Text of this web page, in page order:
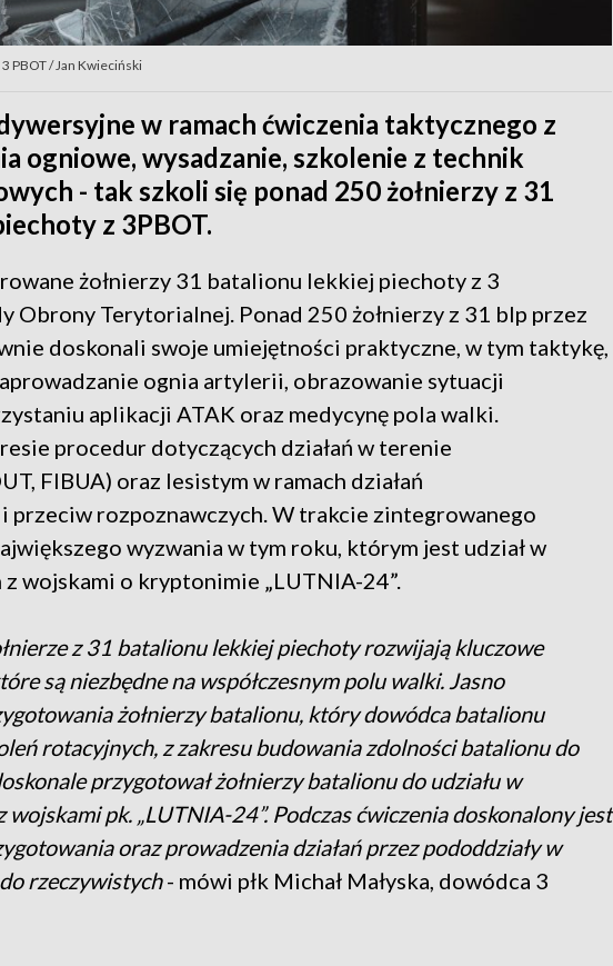
PBOT / Jan Kwieciński
w ramach ćwiczenia taktycznego z
ogniowe, wysadzanie, szkolenie z technik
- tak szkoli się ponad 250 żołnierzy z 31
z 3PBOT.
żołnierzy 31 batalionu lekkiej piechoty z 3
Obrony Terytorialnej. Ponad 250 żołnierzy z 31 blp przez
doskonali swoje umiejętności praktyczne, w tym taktykę,
ognia artylerii, obrazowanie sytuacji
aplikacji ATAK oraz medycynę pola walki.
procedur dotyczących działań w terenie
FIBUA) oraz lesistym w ramach działań
przeciw rozpoznawczych. W trakcie zintegrowanego
wyzwania w tym roku, którym jest udział w
wojskami o kryptonimie „LUTNIA-24”.
z 31 batalionu lekkiej piechoty rozwijają kluczowe
są niezbędne na współczesnym polu walki. Jasno
żołnierzy batalionu, który dowódca batalionu
rotacyjnych, z zakresu budowania zdolności batalionu do
przygotował żołnierzy batalionu do udziału w
pk. „LUTNIA-24”. Podczas ćwiczenia doskonalony jest
oraz prowadzenia działań przez pododdziały w
rzeczywistych- mówi płk Michał Małyska, dowódca 3